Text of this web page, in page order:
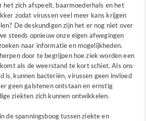
het zich afspeelt, baarmoederhals en het
zodat virussen veel meer kans krijgen
De deskundigen zijn het er nog niet over
steeds opnieuw onze eigen afwegingen
naar informatie en mogelijkheden.
door te begrijpen hoe ziek worden een
als de weerstand te kort schiet. Als ons
is, kunnen bacteriën, virussen geen invloed
geen galstenen ontstaan en ernstig
ziekten zich kunnen ontwikkelen.
de spanningsboog tussen ziekte en